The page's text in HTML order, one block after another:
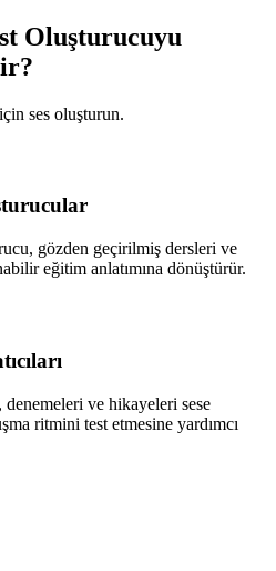
Oluşturucuyu
ses oluşturun.
gözden geçirilmiş dersleri ve
eğitim anlatımına dönüştürür.
denemeleri ve hikayeleri sese
ritmini test etmesine yardımcı